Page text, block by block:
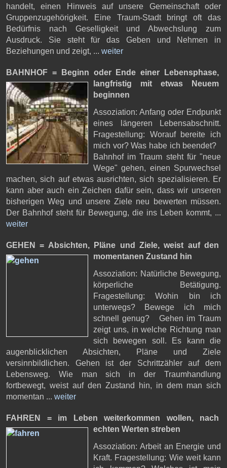
handelt, einen Hinweis auf unsere Gemeinschaft oder
Gruppenzugehörigkeit. Eine Traum-Stadt bringt oft das
Bedürfnis nach Geselligkeit und Abwechslung zum
Ausdruck. Sie steht für das Geben und Nehmen in
Beziehungen und zeigt, ... weiter
BAHNHOF = Beginn oder Ende einer Lebensphase,
langfristig mit etwas Neuem
beginnen
Assoziation: Anfang oder Endpunkt
eines längeren Lebensabschnitt.
Fragestellung: Worauf bereite ich
mich vor? Was habe ich beendet?
Bahnhof im Traum steht für "neue
Wege" gehen, einen Spurwechsel
machen, sich auf etwas ausrichten, sich spezialisieren. Er
kann aber auch ein Zeichen dafür sein, dass wir unseren
bisherigen Weg und unsere Ziele neu bewerten müssen.
Der Bahnhof steht für Bewegung, die ins Leben kommt, ...
weiter
GEHEN = Absichten, Pläne und Ziele,weist auf den
momentanen Zustand hin
Assoziation: Natürliche Bewegung,
körperliche Betätigung.
Fragestellung: Wohin bin ich
unterwegs? Bewege ich mich
schnell genug? Gehen im Traum
zeigt uns, in welche Richtung man
sich bewegen soll. Es kann die
augenblicklichen Absichten, Pläne und Ziele
versinnbildlichen. Gehen ist der Schrittzähler auf dem
Lebensweg. Wie man sich in der Traumhandlung
fortbewegt, weist auf den Zustand hin, in dem man sich
momentan ... weiter
FAHREN = im Leben weiterkommen wollen, nach
echten Werten streben
Assoziation: Arbeit an Energie und
Kraft. Fragestellung: Wie weit kann